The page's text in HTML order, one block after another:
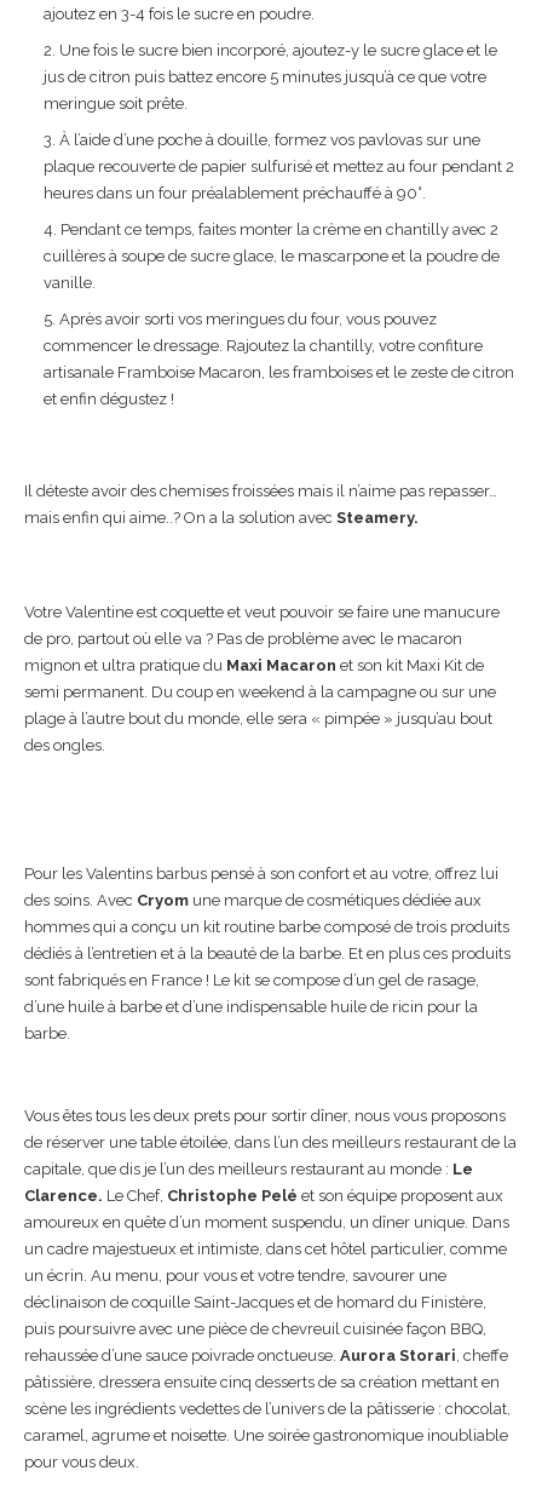
ajoutez en 3-4 fois le sucre en poudre.
Une fois le sucre bien incorporé, ajoutez-y le sucre glace et le
jus de citron puis battez encore 5 minutes jusqu’à ce que votre
meringue soit prête.
À l’aide d’une poche à douille, formez vos pavlovas sur une
plaque recouverte de papier sulfurisé et mettez au four pendant 2
heures dans un four préalablement préchauffé à 90°.
Pendant ce temps, faites monter la crème en chantilly avec 2
cuillères à soupe de sucre glace, le mascarpone et la poudre de
vanille.
Après avoir sorti vos meringues du four, vous pouvez
commencer le dressage. Rajoutez la chantilly, votre confiture
artisanale Framboise Macaron, les framboises et le zeste de citron
et enfin dégustez !
Il déteste avoir des chemises froissées mais il n’aime pas repasser…
mais enfin qui aime..? On a la solution avec Steamery.
Votre Valentine est coquette et veut pouvoir se faire une manucure
de pro, partout où elle va ? Pas de problème avec le macaron
mignon et ultra pratique du Maxi Macaron et son kit Maxi Kit de
semi permanent. Du coup en weekend à la campagne ou sur une
plage à l’autre bout du monde, elle sera « pimpée » jusqu’au bout
des ongles.
Pour les Valentins barbus pensé à son confort et au votre, offrez lui
des soins. Avec Cryom une marque de cosmétiques dédiée aux
hommes qui a conçu un kit routine barbe composé de trois produits
dédiés à l’entretien et à la beauté de la barbe. Et en plus ces produits
sont fabriqués en France ! Le kit se compose d’un gel de rasage,
d’une huile à barbe et d’une indispensable huile de ricin pour la
barbe.
Vous êtes tous les deux prets pour sortir dîner, nous vous proposons
de réserver une table étoilée, dans l’un des meilleurs restaurant de la
capitale, que dis je l’un des meilleurs restaurant au monde : Le
Clarence. Le Chef, Christophe Pelé et son équipe proposent aux
amoureux en quête d’un moment suspendu, un dîner unique. Dans
un cadre majestueux et intimiste, dans cet hôtel particulier, comme
un écrin. Au menu, pour vous et votre tendre, savourer une
déclinaison de coquille Saint-Jacques et de homard du Finistère,
puis poursuivre avec une pièce de chevreuil cuisinée façon BBQ,
rehaussée d’une sauce poivrade onctueuse. Aurora Storari, cheffe
pâtissière, dressera ensuite cinq desserts de sa création mettant en
scène les ingrédients vedettes de l’univers de la pâtisserie : chocolat,
caramel, agrume et noisette. Une soirée gastronomique inoubliable
pour vous deux.